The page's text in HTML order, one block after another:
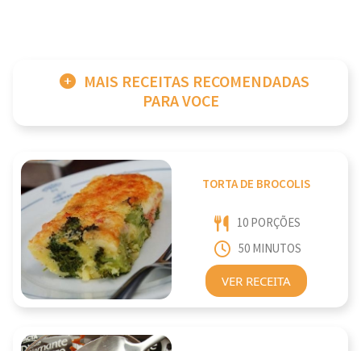
MAIS RECEITAS RECOMENDADAS
PARA VOCE
TORTA DE BROCOLIS
10 PORÇÕES
50 MINUTOS
VER RECEITA